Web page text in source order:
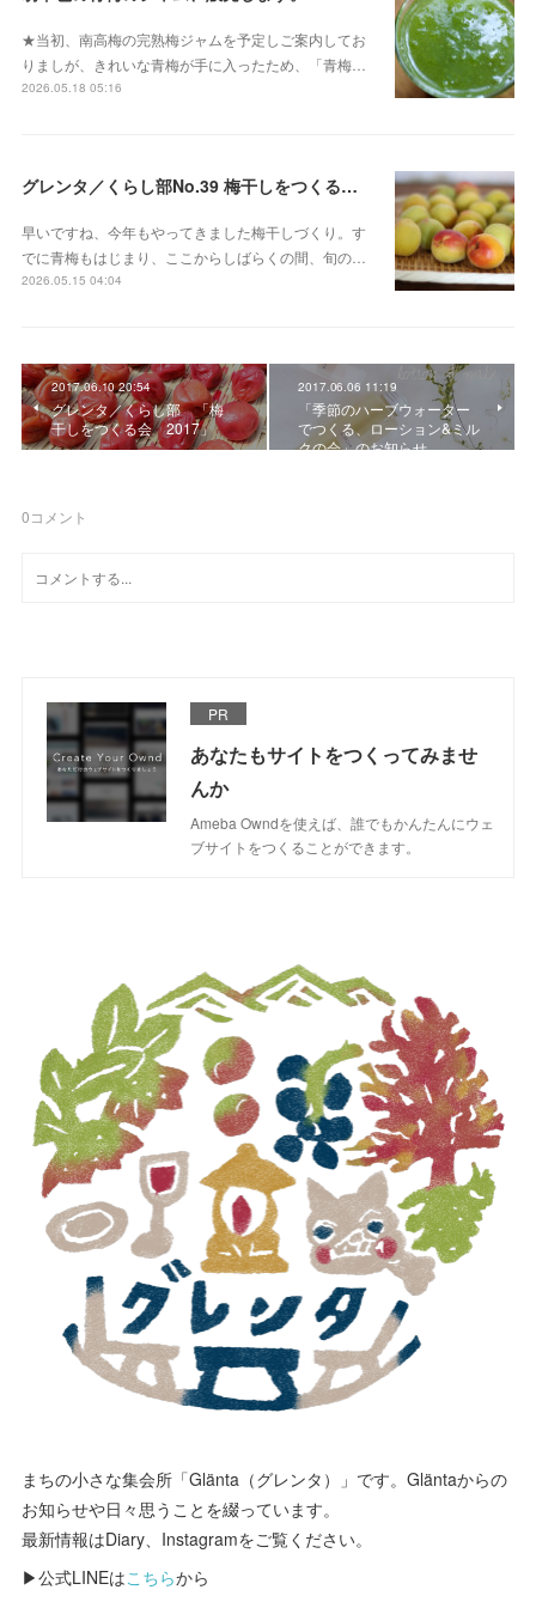
★当初、南高梅の完熟梅ジャムを予定しご案内してお
りましが、きれいな青梅が手に入ったため、「青梅…
2026.05.18 05:16
グレンタ／くらし部No.39 梅干しをつくる会 2026
早いですね、今年もやってきました梅干しづくり。す
でに青梅もはじまり、ここからしばらくの間、旬の…
2026.05.15 04:04
2017.06.10 20:54
グレンタ／くらし部 「梅
干しをつくる会 2017」
2017.06.06 11:19
「季節のハーブウォーター
でつくる、ローション&ミル
クの会」のお知らせ
0コメント
PR
あなたもサイトをつくってみませ
んか
Ameba Owndを使えば、誰でもかんたんにウェ
ブサイトをつくることができます。
まちの小さな集会所「Glänta（グレンタ）」です。Gläntaからの
お知らせや日々思うことを綴っています。
最新情報はDiary、Instagramをご覧ください。
▶公式LINEはこちらから